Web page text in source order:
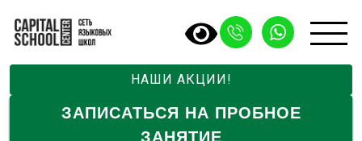
НАШИ АКЦИИ!
ЗАПИСАТЬСЯ НА ПРОБНОЕ
ЗАНЯТИЕ